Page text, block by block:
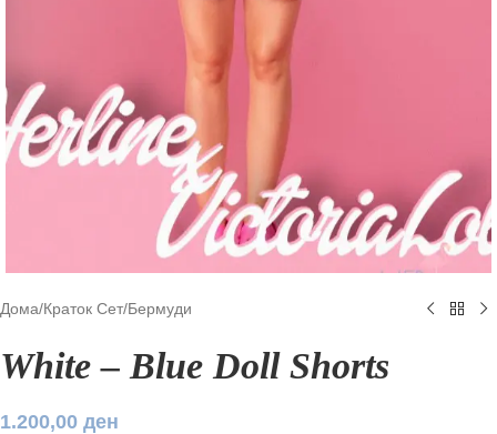
Дома/Краток Сет/Бермуди
White – Blue Doll Shorts
1.200,00 ден